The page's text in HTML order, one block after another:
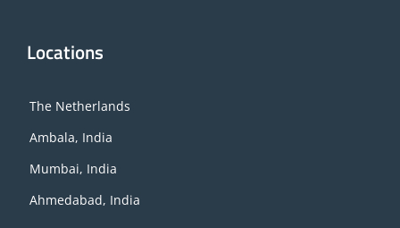
Locations
The Netherlands
Ambala, India
Mumbai, India
Ahmedabad, India